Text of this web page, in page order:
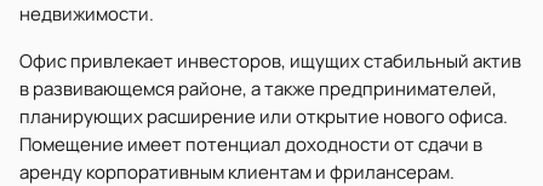
недвижимости.
Офис привлекает инвесторов, ищущих стабильный актив
в развивающемся районе, а также предпринимателей,
планирующих расширение или открытие нового офиса.
Помещение имеет потенциал доходности от сдачи в
аренду корпоративным клиентам и фрилансерам.